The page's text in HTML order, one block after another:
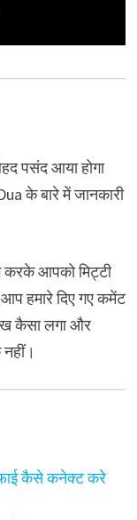
पसंद आया होगा
के बारे में जानकारी
आपको मिट्टी
हमारे दिए गए कमेंट
कैसा लगा और
कैसे कनेक्ट करे